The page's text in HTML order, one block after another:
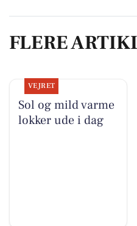
FLERE
VEJRET
Sol og mild varme
lokker ude i dag